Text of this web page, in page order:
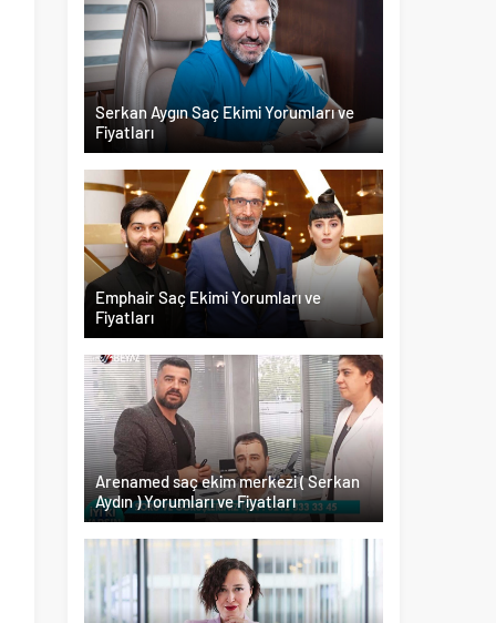
Serkan Aygın Saç Ekimi Yorumları ve
Fiyatları
Emphair Saç Ekimi Yorumları ve
Fiyatları
Arenamed saç ekim merkezi ( Serkan
Aydın ) Yorumları ve Fiyatları